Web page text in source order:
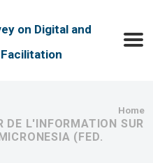
on Digital and
Home
DE L'INFORMATION SUR
(FED.